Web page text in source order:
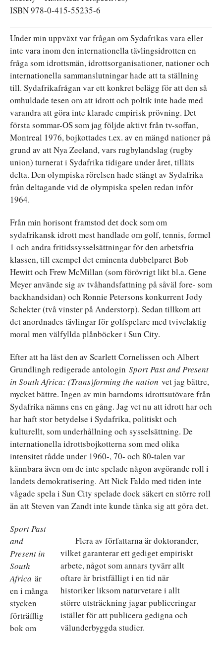
ISBN 978-0-415-55235-6
Under min uppväxt var frågan om Sydafrikas vara eller
inte vara inom den internationella tävlingsidrotten en
fråga som idrottsmän, idrottsorganisationer, nationer och
internationella sammanslutningar hade att ta ställning
till. Sydafrikafrågan var ett konkret belägg för att den så
omhuldade tesen om att idrott och poltik inte hade med
varandra att göra inte klarade empirisk prövning. Det
första sommar-OS som jag följde aktivt från tv-soffan,
Montreal 1976, bojkottades t.ex. av en mängd nationer på
grund av att Nya Zeeland, vars rugbylandslag (rugby
union) turnerat i Sydafrika tidigare under året, tilläts
delta. Den olympiska rörelsen hade stängt av Sydafrika
från deltagande vid de olympiska spelen redan inför
1964.
Från min horisont framstod det dock som om
sydafrikansk idrott mest handlade om golf, tennis, formel
1 och andra fritidssysselsättningar för den arbetsfria
klassen, till exempel det eminenta dubbelparet Bob
Hewitt och Frew McMillan (som förövrigt likt bl.a. Gene
Meyer använde sig av tvåhandsfattning på såväl fore- som
backhandsidan) och Ronnie Petersons konkurrent Jody
Schekter (två vinster på Anderstorp). Sedan tillkom att
det anordnades tävlingar för golfspelare med tvivelaktig
moral men välfyllda plånböcker i Sun City.
Efter att ha läst den av Scarlett Cornelissen och Albert
Grundlingh redigerade antologin Sport Past and Present
in South Africa: (Trans)forming the nation vet jag bättre,
mycket bättre. Ingen av min barndoms idrottsutövare från
Sydafrika nämns ens en gång. Jag vet nu att idrott har och
har haft stor betydelse i Sydafrika, politiskt och
kulturellt, som underhållning och sysselsättning. De
internationella idrottsbojkotterna som med olika
intensitet rådde under 1960-, 70- och 80-talen var
kännbara även om de inte spelade någon avgörande roll i
landets demokratisering. Att Nick Faldo med tiden inte
vågade spela i Sun City spelade dock säkert en större roll
än att Steven van Zandt inte kunde tänka sig att göra det.
Flera av författarna är doktorander,
vilket garanterar ett gediget empiriskt
arbete, något som annars tyvärr allt
oftare är bristfälligt i en tid när
historiker liksom naturvetare i allt
större utsträckning jagar publiceringar
istället för att publicera gedigna och
välunderbyggda studier.
Sport Past
and
Present in
South
Africa är
en i många
stycken
förträfflig
bok om